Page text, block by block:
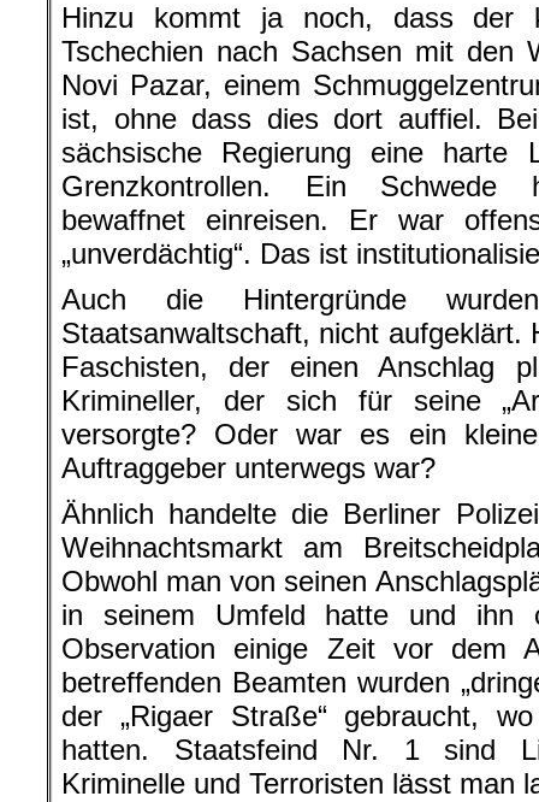
Hinzu kommt ja noch, dass der
Tschechien nach Sachsen mit den
Novi Pazar, einem
ist, ohne dass dies dort auffiel.
sächsische Regierung eine
Grenzkontrollen. Ein Schwede
bewaffnet einreisen. Er war
„unverdächtig“. Das ist
Auch die Hintergründe
Staatsanwaltschaft, nicht aufgeklärt.
Faschisten, der einen Anschlag
Krimineller, der sich für seine
versorgte? Oder war es ein
Auftraggeber unterwegs war?
Ähnlich handelte die Berliner
Weihnachtsmarkt am
Obwohl man von seinen
in seinem Umfeld hatte und ihn
Observation einige Zeit vor dem
betreffenden Beamten wurden
der „Rigaer Straße“ gebraucht,
hatten. Staatsfeind Nr. 1 sind
Kriminelle und Terroristen lässt man